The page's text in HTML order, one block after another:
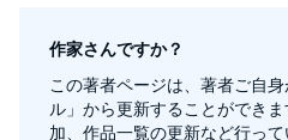
作家さんですか？
この著者ページは、著者ご自
ル」から更新することができ
加、作品一覧の更新など行っ